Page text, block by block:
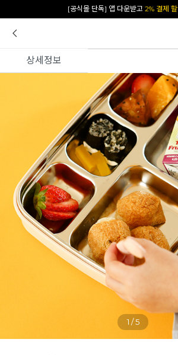
카카오 플친 추가하면1천원 즉시 할
상세정보
1 /5